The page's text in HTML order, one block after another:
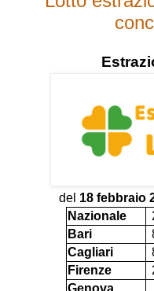
del 18 febbraio
Nazionale
Bari
Cagliari
Firenze
Genova